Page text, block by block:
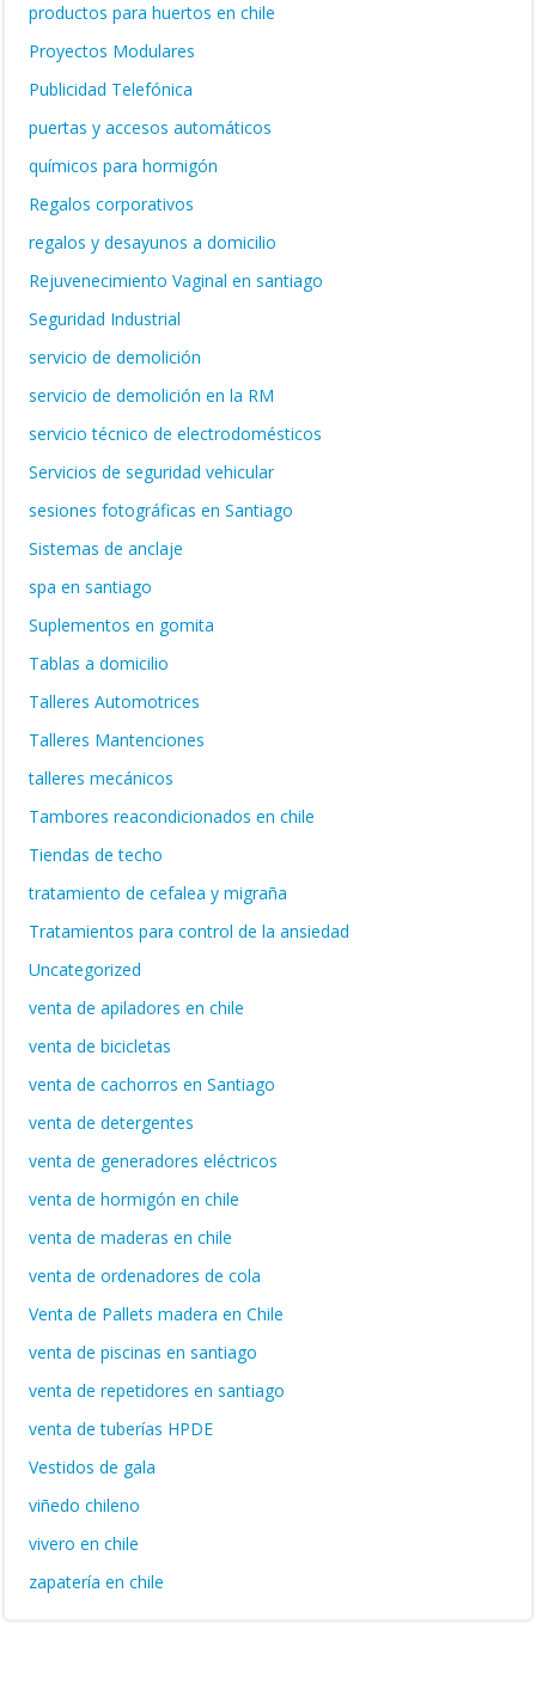
productos para huertos en chile
Proyectos Modulares
Publicidad Telefónica
puertas y accesos automáticos
químicos para hormigón
Regalos corporativos
regalos y desayunos a domicilio
Rejuvenecimiento Vaginal en santiago
Seguridad Industrial
servicio de demolición
servicio de demolición en la RM
servicio técnico de electrodomésticos
Servicios de seguridad vehicular
sesiones fotográficas en Santiago
Sistemas de anclaje
spa en santiago
Suplementos en gomita
Tablas a domicilio
Talleres Automotrices
Talleres Mantenciones
talleres mecánicos
Tambores reacondicionados en chile
Tiendas de techo
tratamiento de cefalea y migraña
Tratamientos para control de la ansiedad
Uncategorized
venta de apiladores en chile
venta de bicicletas
venta de cachorros en Santiago
venta de detergentes
venta de generadores eléctricos
venta de hormigón en chile
venta de maderas en chile
venta de ordenadores de cola
Venta de Pallets madera en Chile
venta de piscinas en santiago
venta de repetidores en santiago
venta de tuberías HPDE
Vestidos de gala
viñedo chileno
vivero en chile
zapatería en chile